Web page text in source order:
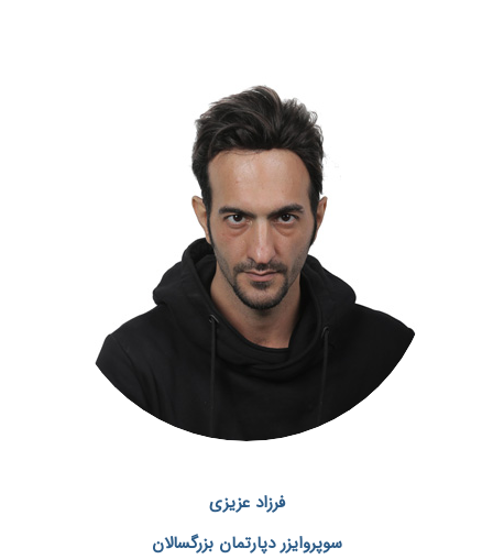
فرزاد عزیزی
سوپروایزر دپارتمان بزرگسالان